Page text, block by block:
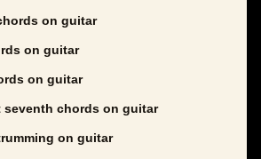
on guitar
on guitar
on guitar
seventh chords on guitar
on guitar